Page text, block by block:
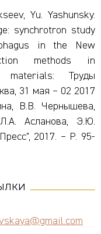
Yu. Yashunsky.
synchrotron study
in the New
methods in
materials: Труды
31 мая – 02 2017
В.В. Чернышева,
Асланова, Э.Ю.
2017. – P. 95-